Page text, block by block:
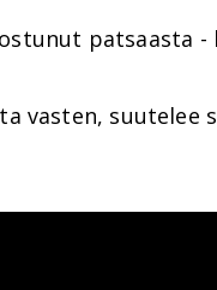
patsaasta -
vasten, suutelee